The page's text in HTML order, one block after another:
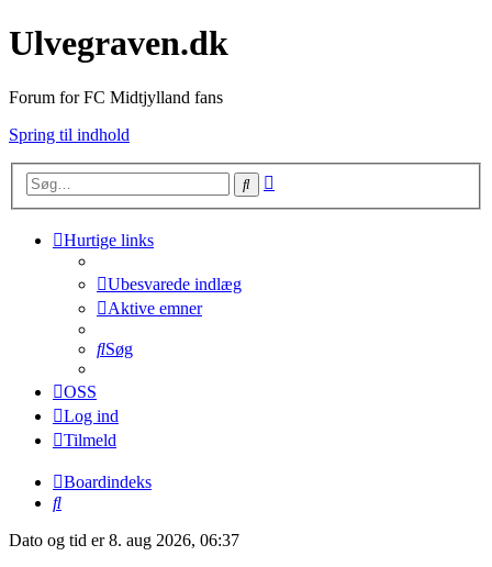
Ulvegraven.dk
Forum for FC Midtjylland fans
Spring til indhold
Søg
Hurtige links
Ubesvarede indlæg
Aktive emner
Søg
OSS
Log ind
Tilmeld
Boardindeks
Søg
Dato og tid er 8. aug 2026, 06:37